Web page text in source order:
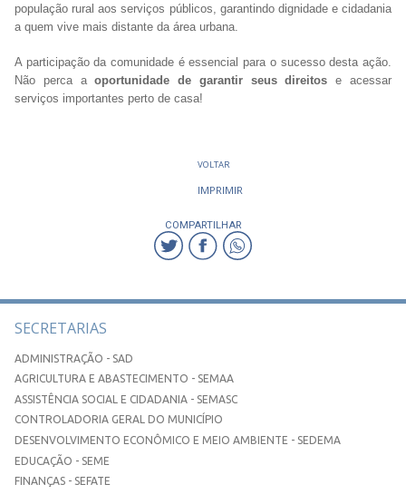
população rural aos serviços públicos, garantindo dignidade e cidadania
a quem vive mais distante da área urbana.
A participação da comunidade é essencial para o sucesso desta ação.
Não perca aoportunidade de garantir seus direitose acessar
serviços importantes perto de casa!
VOLTAR
IMPRIMIR
COMPARTILHAR
SECRETARIAS
ADMINISTRAÇÃO - SAD
AGRICULTURA E ABASTECIMENTO - SEMAA
ASSISTÊNCIA SOCIAL E CIDADANIA - SEMASC
CONTROLADORIA GERAL DO MUNICÍPIO
DESENVOLVIMENTO ECONÔMICO E MEIO AMBIENTE - SEDEMA
EDUCAÇÃO - SEME
FINANÇAS - SEFATE